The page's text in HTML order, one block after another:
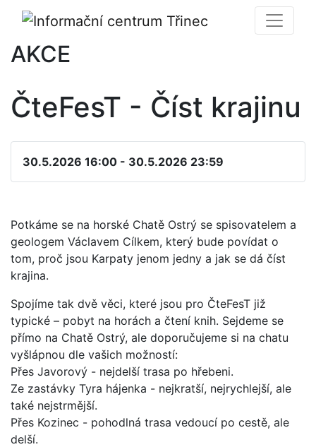
AKCE
ČteFesT - Číst krajinu
30.5.2026 16:00 - 30.5.2026 23:59
Potkáme se na horské Chatě Ostrý se spisovatelem a
geologem Václavem Cílkem, který bude povídat o
tom, proč jsou Karpaty jenom jedny a jak se dá číst
krajina.
Spojíme tak dvě věci, které jsou pro ČteFesT již
typické – pobyt na horách a čtení knih. Sejdeme se
přímo na Chatě Ostrý, ale doporučujeme si na chatu
vyšlápnou dle vašich možností:
Přes Javorový - nejdelší trasa po hřebeni.
Ze zastávky Tyra hájenka - nejkratší, nejrychlejší, ale
také nejstrmější.
Přes Kozinec - pohodlná trasa vedoucí po cestě, ale
delší.